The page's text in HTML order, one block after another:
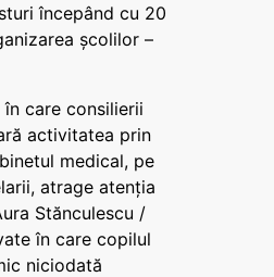
începând cu 20
școlilor –
care consilierii
activitatea prin
medical, pe
atrage atenția
Stănculescu /
în care copilul
niciodată